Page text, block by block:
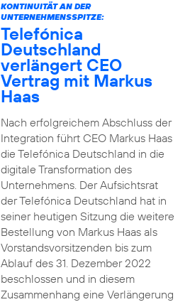
KONTINUITÄT AN DER
UNTERNEHMENSSPITZE:
Telefónica
Deutschland
verlängert CEO
Vertrag mit Markus
Haas
Nach erfolgreichem Abschluss der
Integration führt CEO Markus Haas
die Telefónica Deutschland in die
digitale Transformation des
Unternehmens. Der Aufsichtsrat
der Telefónica Deutschland hat in
seiner heutigen Sitzung die weitere
Bestellung von Markus Haas als
Vorstandsvorsitzenden bis zum
Ablauf des 31. Dezember 2022
beschlossen und in diesem
Zusammenhang eine Verlängerung